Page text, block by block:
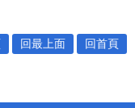
回最上面 回首頁